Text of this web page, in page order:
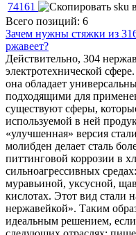
74161
Всего позиций: 6
Зачем нужны стяжки из
ржавеет?
Действительно, 304
электротехнической
она обладает
подходящими для
существуют сферы,
используемой в ней
«улучшенная» версия
молибден делает сталь
питтинговой коррозии в
сильноагрессивных
муравьиной, уксусной,
кислотах. Этот вид стали
нержавейкой». Таким
идеальным решением,